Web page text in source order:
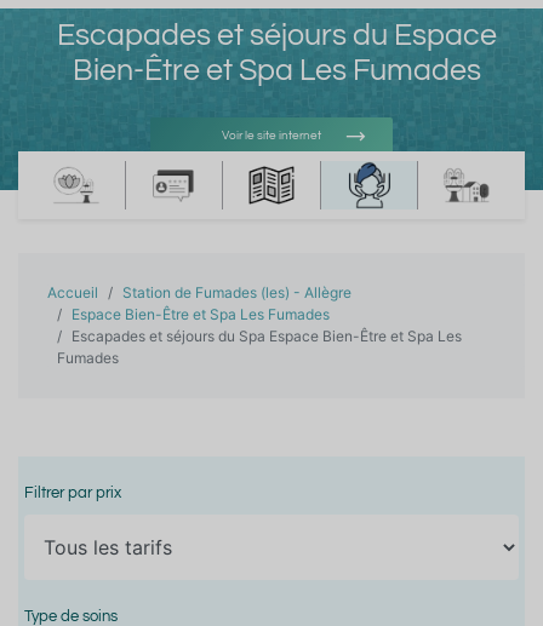
Escapades et séjours du Espace
Bien-Être et Spa Les Fumades
Voir le site internet
Voir l'adresse e-mail
Accueil
Station de Fumades (les) - Allègre
Espace Bien-Être et Spa Les Fumades
Escapades et séjours du Spa Espace Bien-Être et Spa Les
Fumades
Filtrer par prix
Type de soins